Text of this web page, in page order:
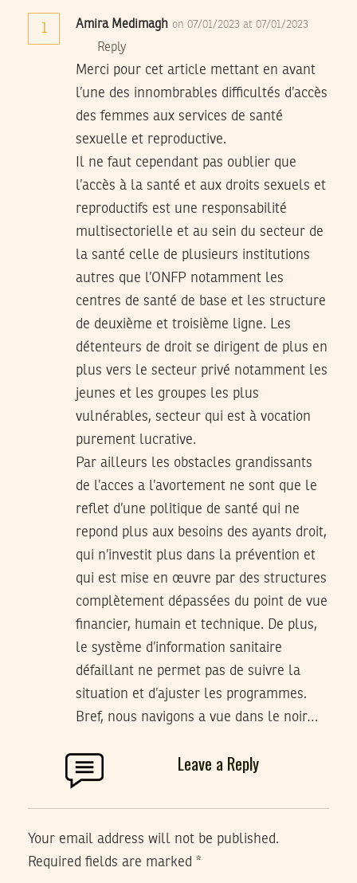
1 Amira Medimagh on 07/01/2023 at 07/01/2023
Reply
Merci pour cet article mettant en avant
l’une des innombrables difficultés d’accès
des femmes aux services de santé
sexuelle et reproductive.
Il ne faut cependant pas oublier que
l’accès à la santé et aux droits sexuels et
reproductifs est une responsabilité
multisectorielle et au sein du secteur de
la santé celle de plusieurs institutions
autres que l’ONFP notamment les
centres de santé de base et les structure
de deuxième et troisième ligne. Les
détenteurs de droit se dirigent de plus en
plus vers le secteur privé notamment les
jeunes et les groupes les plus
vulnérables, secteur qui est à vocation
purement lucrative.
Par ailleurs les obstacles grandissants
de l’acces a l’avortement ne sont que le
reflet d’une politique de santé qui ne
repond plus aux besoins des ayants droit,
qui n’investit plus dans la prévention et
qui est mise en œuvre par des structures
complètement dépassées du point de vue
financier, humain et technique. De plus,
le système d’information sanitaire
défaillant ne permet pas de suivre la
situation et d’ajuster les programmes.
Bref, nous navigons a vue dans le noir…
Leave a Reply
Your email address will not be published.
Required fields are marked *